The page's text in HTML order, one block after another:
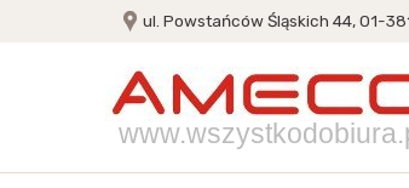
ul. Powstańców Śląskich 44, 01-